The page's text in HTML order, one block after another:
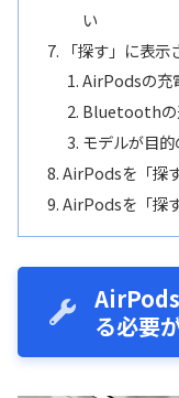
い
「探す」に表
AirPodsの充
Bluetoothの
モデルが目
AirPodsを「探
AirPodsを「探
る必要